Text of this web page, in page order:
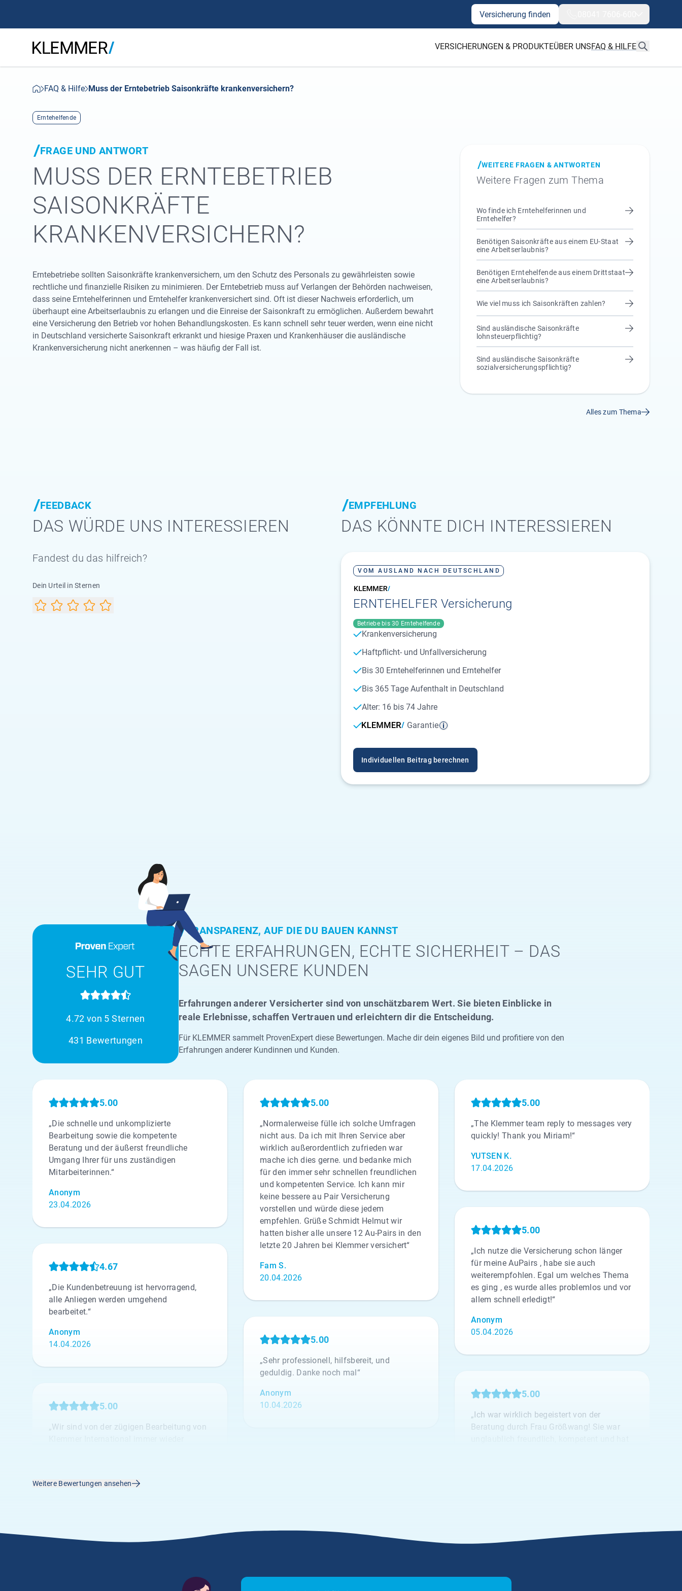
Versicherung finden
VERSICHERUNGEN & PRODUKTEÜBER UNSFAQ & HILFE
FAQ & Hilfe Muss der Erntebetrieb Saisonkräfte krankenversichern?
Erntehelfende
FRAGE UND ANTWORT
MUSS DER ERNTEBETRIEB
SAISONKRÄFTE
KRANKENVERSICHERN?
Erntebetriebe sollten Saisonkräfte krankenversichern, um den Schutz des Personals zu gewährleisten sowie
rechtliche und finanzielle Risiken zu minimieren. Der Erntebetrieb muss auf Verlangen der Behörden nachweisen,
dass seine Erntehelferinnen und Erntehelfer krankenversichert sind. Oft ist dieser Nachweis erforderlich, um
überhaupt eine Arbeitserlaubnis zu erlangen und die Einreise der Saisonkraft zu ermöglichen. Außerdem bewahrt
eine Versicherung den Betrieb vor hohen Behandlungskosten. Es kann schnell sehr teuer werden, wenn eine nicht
in Deutschland versicherte Saisonkraft erkrankt und hiesige Praxen und Krankenhäuser die ausländische
Krankenversicherung nicht anerkennen – was häufig der Fall ist.
WEITERE FRAGEN & ANTWORTEN
Weitere Fragen zum Thema
Wo finde ich Erntehelferinnen und
Erntehelfer?
Benötigen Saisonkräfte aus einem EU-Staat
eine Arbeitserlaubnis?
Benötigen Erntehelfende aus einem Drittstaat
eine Arbeitserlaubnis?
Wie viel muss ich Saisonkräften zahlen?
Sind ausländische Saisonkräfte
lohnsteuerpflichtig?
Sind ausländische Saisonkräfte
sozialversicherungspflichtig?
Alles zum Thema
EMPFEHLUNG
DAS KÖNNTE DICH INTERESSIEREN
VOM AUSLAND NACH DEUTSCHLAND
ERNTEHELFER Versicherung
Betriebe bis 30 Erntehelfende
Krankenversicherung
Haftpflicht- und Unfallversicherung
Bis 30 Erntehelferinnen und Erntehelfer
Bis 365 Tage Aufenthalt in Deutschland
Alter: 16 bis 74 Jahre
Garantie
Individuellen Beitrag berechnen
FEEDBACK
DAS WÜRDE UNS INTERESSIEREN
Fandest du das hilfreich?
Dein Urteil in Sternen
TRANSPARENZ, AUF DIE DU BAUEN KANNST
ECHTE ERFAHRUNGEN, ECHTE SICHERHEIT – DAS
SAGEN UNSERE KUNDEN
Erfahrungen anderer Versicherter sind von unschätzbarem Wert. Sie bieten Einblicke in
reale Erlebnisse, schaffen Vertrauen und erleichtern dir die Entscheidung.
Für KLEMMER sammelt ProvenExpert diese Bewertungen. Mache dir dein eigenes Bild und profitiere von den
Erfahrungen anderer Kundinnen und Kunden.
SEHR GUT
4.72 von 5 Sternen
431 Bewertungen
5.00
„Die schnelle und unkomplizierte
Bearbeitung sowie die kompetente
Beratung und der äußerst freundliche
Umgang Ihrer für uns zuständigen
Mitarbeiterinnen.“
Anonym
23.04.2026
5.00
„Normalerweise fülle ich solche Umfragen
nicht aus. Da ich mit Ihren Service aber
wirklich außerordentlich zufrieden war
mache ich dies gerne. und bedanke mich
für den immer sehr schnellen freundlichen
und kompetenten Service. Ich kann mir
keine bessere au Pair Versicherung
vorstellen und würde diese jedem
empfehlen. Grüße Schmidt Helmut wir
hatten bisher alle unsere 12 Au-Pairs in den
letzte 20 Jahren bei Klemmer versichert“
Fam S.
20.04.2026
5.00
„The Klemmer team reply to messages very
quickly! Thank you Miriam!“
YUTSEN K.
17.04.2026
4.67
„Die Kundenbetreuung ist hervorragend,
alle Anliegen werden umgehend
bearbeitet.“
Anonym
14.04.2026
5.00
„Sehr professionell, hilfsbereit, und
geduldig. Danke noch mal“
Anonym
10.04.2026
5.00
„Ich nutze die Versicherung schon länger
für meine AuPairs , habe sie auch
weiterempfohlen. Egal um welches Thema
es ging , es wurde alles problemlos und vor
allem schnell erledigt!“
Anonym
05.04.2026
5.00
„Wir sind von der zügigen Bearbeitung von
02.04.2026
sowie dem sehr guten Kundenservice und
5.00
„Ich war wirklich begeistert von der
Beratung durch Frau Größwang! Sie war
5.00
sehr freundliche und kompetente Art“
Weitere Bewertungen ansehen